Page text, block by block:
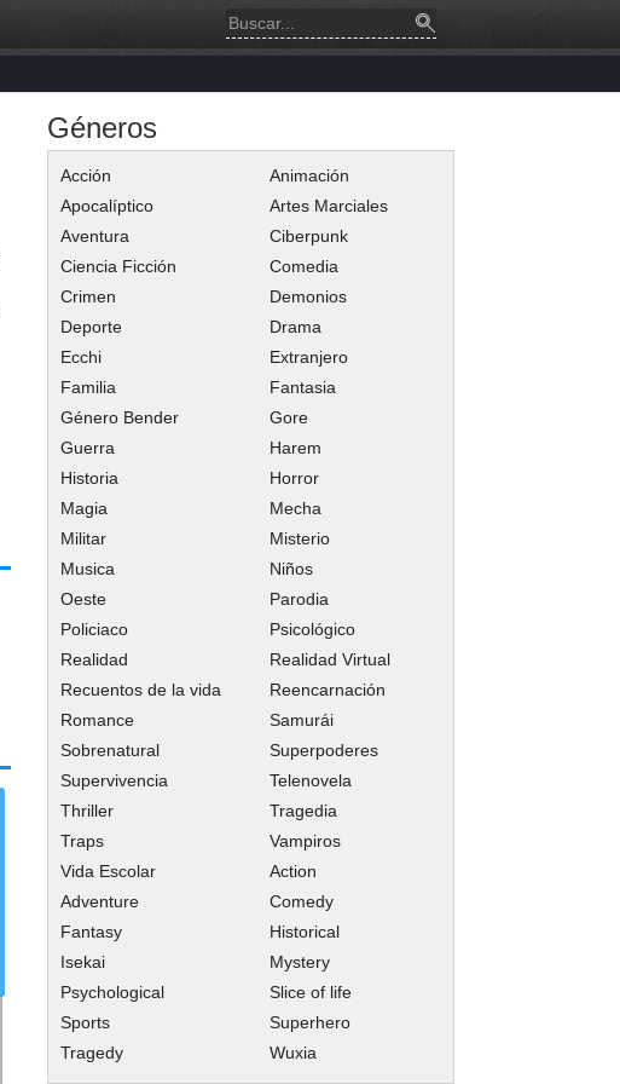
Géneros
Acción
Animación
Apocalíptico
Artes Marciales
Aventura
Ciberpunk
Ciencia Ficción
Comedia
Crimen
Demonios
Deporte
Drama
Ecchi
Extranjero
Familia
Fantasia
Género Bender
Gore
Guerra
Harem
Historia
Horror
Magia
Mecha
Militar
Misterio
Musica
Niños
Oeste
Parodia
Policiaco
Psicológico
Realidad
Realidad Virtual
Recuentos de la vida
Reencarnación
Romance
Samurái
Sobrenatural
Superpoderes
Supervivencia
Telenovela
Thriller
Tragedia
Traps
Vampiros
Vida Escolar
Action
Adventure
Comedy
Fantasy
Historical
Isekai
Mystery
Psychological
Slice of life
Sports
Superhero
Tragedy
Wuxia